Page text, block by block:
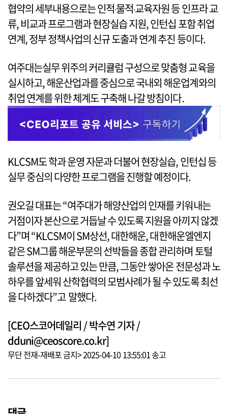
협약의 세부내용으로는 인적‧물적‧교육자원 등 인프라 교
류, 비교과 프로그램과 현장실습 지원, 인턴십 포함 취업
연계, 정부 정책사업의 신규 도출과 연계 추진 등이다.
여주대는실무 위주의 커리큘럼 구성으로 맞춤형 교육을
실시하고, 해운산업과를 중심으로 국내외 해운업계와의
취업 연계를 위한 체계도 구축해 나갈 방침이다.
KLCSM도 학과 운영 자문과 더불어 현장실습, 인턴십 등
실무 중심의 다양한 프로그램을 진행할 예정이다.
권오길 대표는 “여주대가 해양산업의 인재를 키워내는
거점이자 본산으로 거듭날 수 있도록 지원을 아끼지 않겠
다”며 “KLCSM이 SM상선, 대한해운, 대한해운엘엔지
같은 SM그룹 해운부문의 선박들을 종합 관리하며 토털
솔루션을 제공하고 있는 만큼, 그동안 쌓아온 전문성과 노
하우를 앞세워 산학협력의 모범사례가 될 수 있도록 최선
을 다하겠다”고 말했다.
[CEO스코어데일리 / 박수연 기자 /
dduni@ceoscore.co.kr]
무단 전재-재배포 금지> 2025-04-10 13:55:01 송고